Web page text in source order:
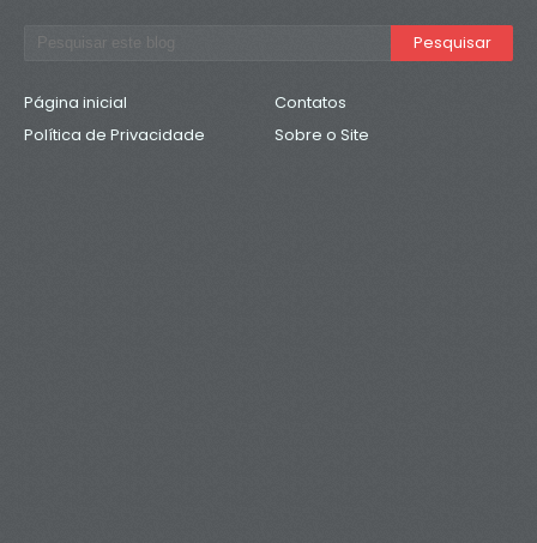
Página inicial
Contatos
Política de Privacidade
Sobre o Site